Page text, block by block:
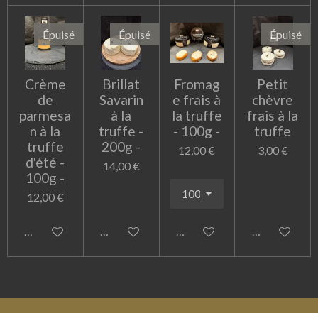
Épuisé
Crème
de
parmesa
n à la
truffe
d'été -
100g -
12,00 €
M'avertir si disponible
Épuisé
Brillat
Savarin
à la
truffe -
200g -
14,00 €
M'avertir si disponible
Fromag
e frais à
la truffe
- 100g -
12,00 €
Ajouter au panier
Épuisé
Petit
chèvre
frais à la
truffe
3,00 €
M'avertir si